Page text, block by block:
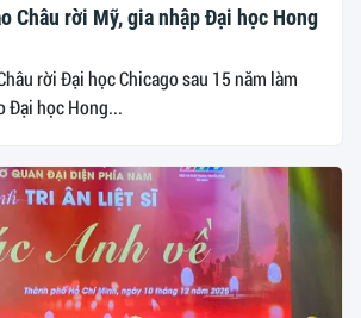
Châu rời Mỹ, gia nhập Đại học Hong
rời Đại học Chicago sau 15 năm làm
Đại học Hong...